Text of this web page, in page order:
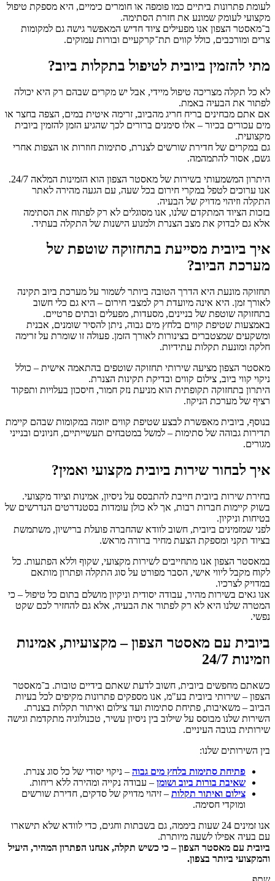
לעומת פתרונות ביתיים כמו פומפה או חומרים כימיים, היא מספקת טיפול
מקצועי לעומק שמונע את חזרת הסתימה.
ב־מאסטר הצפון אנו מפעילים ציוד חדיש המאפשר גישה גם למקומות
צרים ומורכבים, כולל קווים תת־קרקעיים ובורות עמוקים.
מתי להזמין ביובית לטיפול בתקלות ביוב?
לא כל תקלה מצריכה טיפול מיידי, אבל יש מקרים שבהם רק היא יכולה
לפתור את הבעיה באמת.
אם אתם מבחינים בריח חריג מהביוב, זרימה איטית במים, הצפה בחצר או
מים עכורים בכיור – אלו סימנים ברורים לכך שהגיע הזמן להזמין ביובית
מקצועית.
גם במקרים של חדירת שורשים לצנרת, סתימות חוזרות או הצפות אחרי
גשם, אסור להתמהמה.
היתרון המשמעותי בשירות של מאסטר הצפון הוא הזמינות המלאה 24/7
.
אנו ערוכים לטפל במקרי חירום בכל שעה, עם הגעה מהירה לאתר
התקלה וזיהוי מדויק של הבעיה.
בזכות הציוד המתקדם שלנו, אנו מסוגלים לא רק לפתוח את הסתימה
אלא גם לבדוק את מצב הצנרת ולמנוע הישנות של התקלה בעתיד.
איך ביובית מסייעת בתחזוקה שוטפת של
מערכת הביוב?
תחזוקה מונעת היא הדרך הטובה ביותר לשמור על מערכת ביוב תקינה
לאורך זמן. היא אינה מיועדת רק למצבי חירום – היא גם כלי חשוב
בתחזוקה שוטפת של בניינים, מסעדות, מפעלים ובתים פרטיים.
באמצעות שטיפת קווים בלחץ מים גבוה, ניתן להסיר שומנים, אבנית
ומשקעים שמצטברים בצינורות לאורך הזמן. פעולה זו שומרת על זרימה
חלקה ומונעת תקלות עתידיות.
מאסטר הצפון מציעה שירותי תחזוקה שוטפים בהתאמה אישית – כולל
ניקוי קווי ביוב, צילום קווים ובדיקת תקינות הצנרת.
היתרון בתחזוקה תקופתית הוא מניעת נזק חמור, חיסכון בעלויות ותפקוד
רציף של מערכת הניקוז.
בנוסף, ביובית מאפשרת לבצע שטיפת קווים יזומה במקומות שבהם קיימת
תדירות גבוהה של סתימות – למשל במטבחים תעשייתיים, חניונים ובנייני
מגורים.
איך לבחור שירות ביובית מקצועי ואמין?
בחירת שירות ביובית חייבת להתבסס על ניסיון, אמינות וציוד מקצועי.
בשוק קיימות חברות רבות, אך לא כולן עומדות בסטנדרטים הנדרשים של
בטיחות וניקיון.
לפני שמזמינים ביובית, חשוב לוודא שהחברה פועלת ברישיון, משתמשת
בציוד תקני ומספקת הצעת מחיר ברורה מראש.
במאסטר הצפון אנו מתחייבים לשירות מקצועי, שקוף וללא הפתעות. כל
לקוח מקבל ליווי אישי, הסבר מפורט על סוג התקלה ופתרון מותאם
במדויק לצרכיו.
אנו גאים בשירות מהיר, עבודה יסודית וניקיון מושלם בתום כל טיפול – כי
המטרה שלנו היא לא רק לפתור את הבעיה, אלא גם להחזיר לכם שקט
נפשי.
ביובית עם מאסטר הצפון – מקצועיות, אמינות
וזמינות 24/7
כשאתם מחפשים ביובית, חשוב לדעת שאתם בידיים טובות. ב־מאסטר
הצפון – שירותי ביובית בע"מ, אנו מספקים פתרונות מקיפים לכל בעיות
הביוב – משאיבות, פתיחת סתימות ועד צילום ואיתור תקלות בצנרת.
השירות שלנו מבוסס על שילוב בין ניסיון עשיר, טכנולוגיה מתקדמת וגישה
שירותית בגובה העיניים.
בין השירותים שלנו:
פתיחת סתימות בלחץ מים גבוה – ניקוי יסודי של כל סוג צנרת.
שאיבת בורות ביוב ושומן – עבודה נקייה ומהירה ללא ריחות.
צילום ואיתור תקלות – זיהוי מדויק של סדקים, חדירת שורשים
ומוקדי חסימה.
אנו זמינים 24 שעות ביממה, גם בשבתות וחגים, כדי לוודא שלא תישארו
עם בעיה אפילו לשעה מיותרת.
ביובית עם מאסטר הצפון – כי כשיש תקלה, אנחנו הפתרון המהיר, היעיל
והמקצועי ביותר בצפון.